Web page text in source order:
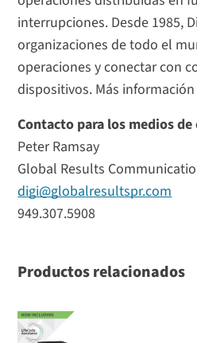
interrupciones. Desde 1985,
organizaciones de todo el
operaciones y conectar con
dispositivos. Más
Contacto para los medios
Peter Ramsay
Global Results
digi@globalresultspr.com
949.307.5908
Productos relacionados